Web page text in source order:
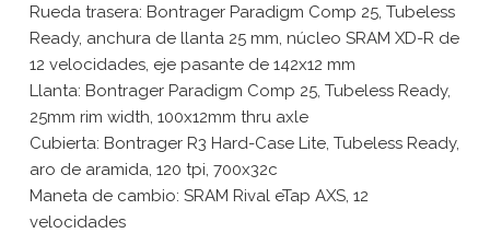
Rueda trasera: Bontrager Paradigm Comp 25, Tubeless
Ready, anchura de llanta 25 mm, núcleo SRAM XD-R de
12 velocidades, eje pasante de 142x12 mm
Llanta: Bontrager Paradigm Comp 25, Tubeless Ready,
25mm rim width, 100x12mm thru axle
Cubierta: Bontrager R3 Hard-Case Lite, Tubeless Ready,
aro de aramida, 120 tpi, 700x32c
Maneta de cambio: SRAM Rival eTap AXS, 12
velocidades